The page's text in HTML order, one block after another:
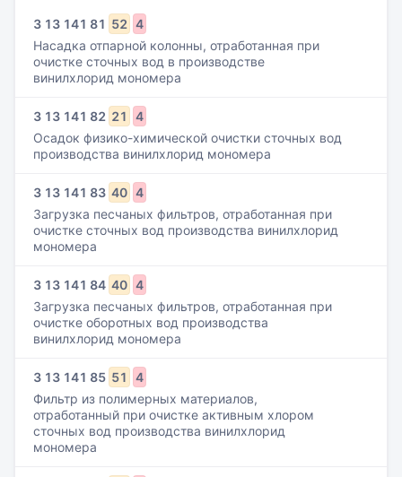
3 13 141 81 52 4
Насадка отпарной колонны, отработанная при
очистке сточных вод в производстве
винилхлорид мономера
3 13 141 82 21
4
Осадок физико-химической очистки сточных вод
производства винилхлорид мономера
3 13 141 83 40 4
Загрузка песчаных фильтров, отработанная при
очистке сточных вод производства винилхлорид
мономера
3 13 141 84 40 4
Загрузка песчаных фильтров, отработанная при
очистке оборотных вод производства
винилхлорид мономера
3 13 141 85 51
4
Фильтр из полимерных материалов,
отработанный при очистке активным хлором
сточных вод производства винилхлорид
мономера